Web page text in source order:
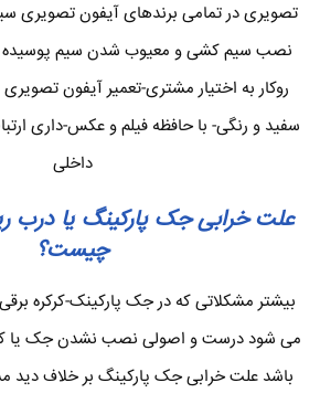
تصویری در تمامی برندهای آیفون تصویری
نصب سیم کشی و معیوب شدن سیم پوسیده و
روکار به اختیار مشتری-تعمیر آیفون
سفید و رنگی- با حافظه فیلم و عکس-داری
داخلی
علت خرابی جک پارکینگ یا درب
چیست؟
بیشتر مشکلاتی که در جک پارکینک-کرکره
می شود درست و اصولی نصب نشدن جک یا
باشد علت خرابی جک پارکینگ بر خلاف دید